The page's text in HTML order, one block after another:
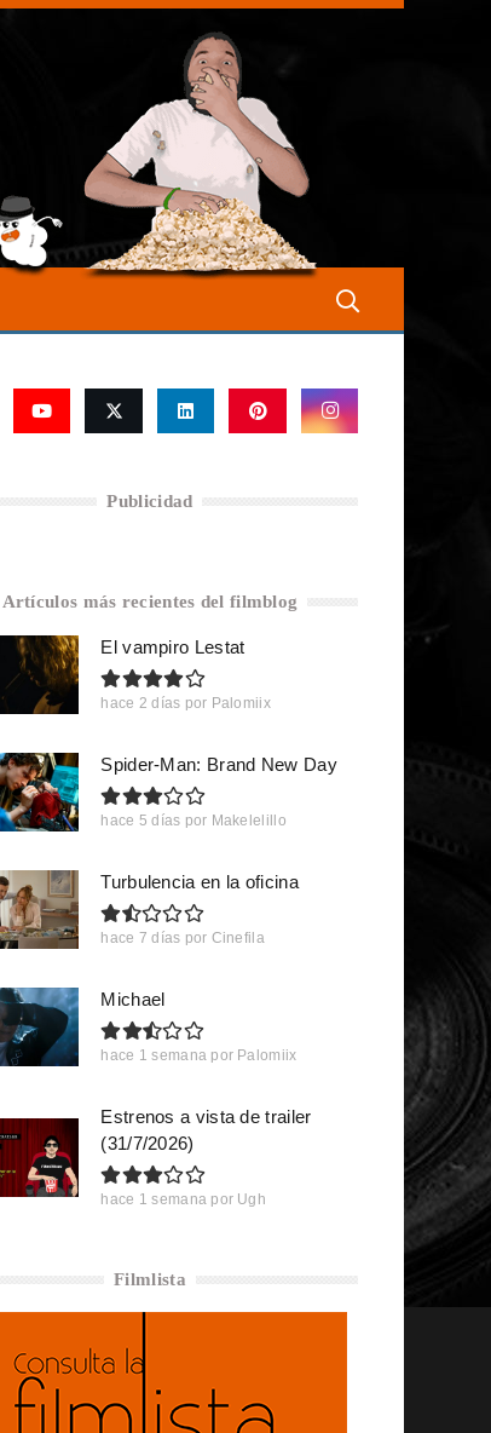
Publicidad
Artículos más recientes del filmblog
El vampiro Lestat
hace 2 días por Palomiix
Spider-Man: Brand New Day
hace 5 días por Makelelillo
Turbulencia en la oficina
hace 7 días por Cinefila
Michael
hace 1 semana por Palomiix
Estrenos a vista de trailer
(31/7/2026)
hace 1 semana por Ugh
Filmlista